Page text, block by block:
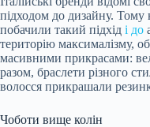
підходом до дизайну.
побачили такий підхід і до
територію максималізму,
масивними прикрасами:
разом, браслети різного
волосся прикрашали
Чоботи вище колін